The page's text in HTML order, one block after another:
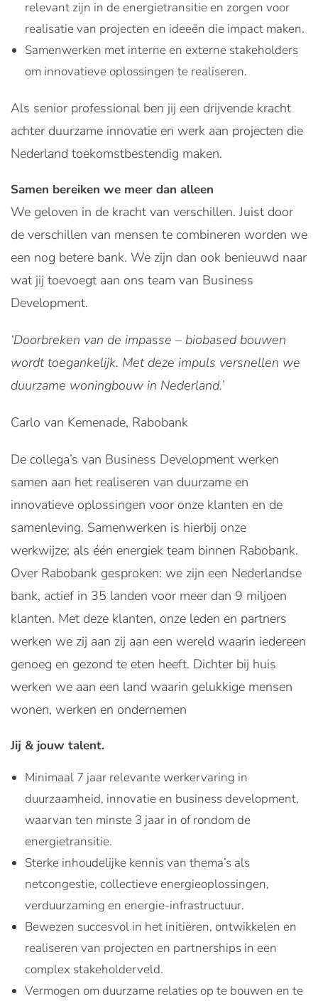
relevant zijn in de energietransitie en zorgen voor
realisatie van projecten en ideeën die impact maken.
Samenwerken met interne en externe stakeholders
om innovatieve oplossingen te realiseren.
Als senior professional ben jij een drijvende kracht
achter duurzame innovatie en werk aan projecten die
Nederland toekomstbestendig maken.
Samen bereiken we meer dan alleen
We geloven in de kracht van verschillen. Juist door
de verschillen van mensen te combineren worden we
een nog betere bank. We zijn dan ook benieuwd naar
wat jij toevoegt aan ons team van Business
Development.
‘Doorbreken van de impasse – biobased bouwen
wordt toegankelijk. Met deze impuls versnellen we
duurzame woningbouw in Nederland.’
Carlo van Kemenade, Rabobank
De collega’s van Business Development werken
samen aan het realiseren van duurzame en
innovatieve oplossingen voor onze klanten en de
samenleving. Samenwerken is hierbij onze
werkwijze; als één energiek team binnen Rabobank.
Over Rabobank gesproken: we zijn een Nederlandse
bank, actief in 35 landen voor meer dan 9 miljoen
klanten. Met deze klanten, onze leden en partners
werken we zij aan zij aan een wereld waarin iedereen
genoeg en gezond te eten heeft. Dichter bij huis
werken we aan een land waarin gelukkige mensen
wonen, werken en ondernemen
Jij & jouw talent.
Minimaal 7 jaar relevante werkervaring in
duurzaamheid, innovatie en business development,
waarvan ten minste 3 jaar in of rondom de
energietransitie.
Sterke inhoudelijke kennis van thema’s als
netcongestie, collectieve energieoplossingen,
verduurzaming en energie-infrastructuur.
Bewezen succesvol in het initiëren, ontwikkelen en
realiseren van projecten en partnerships in een
complex stakeholderveld.
Vermogen om duurzame relaties op te bouwen en te